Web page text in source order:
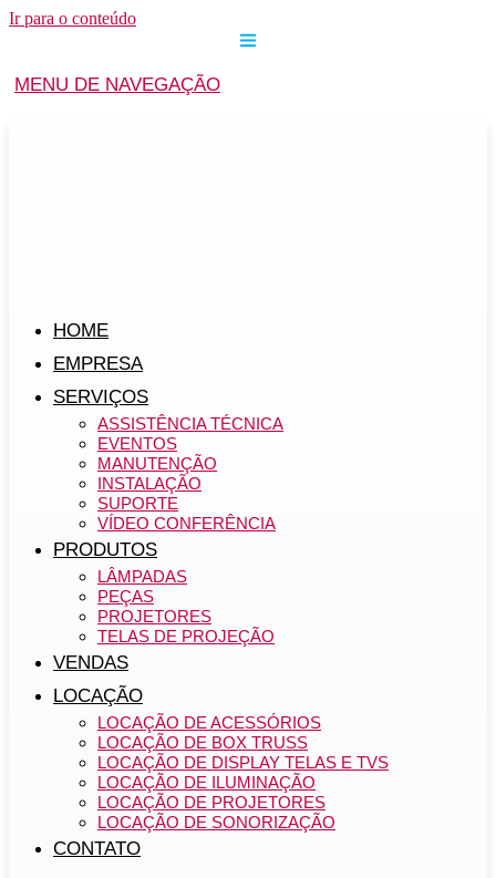
Ir para o conteúdo
MENU DE NAVEGAÇÃO
HOME
EMPRESA
SERVIÇOS
ASSISTÊNCIA TÉCNICA
EVENTOS
MANUTENÇÃO
INSTALAÇÃO
SUPORTE
VÍDEO CONFERÊNCIA
PRODUTOS
LÂMPADAS
PEÇAS
PROJETORES
TELAS DE PROJEÇÃO
VENDAS
LOCAÇÃO
LOCAÇÃO DE ACESSÓRIOS
LOCAÇÃO DE BOX TRUSS
LOCAÇÃO DE DISPLAY TELAS E TVS
LOCAÇÃO DE ILUMINAÇÃO
LOCAÇÃO DE PROJETORES
LOCAÇÃO DE SONORIZAÇÃO
CONTATO